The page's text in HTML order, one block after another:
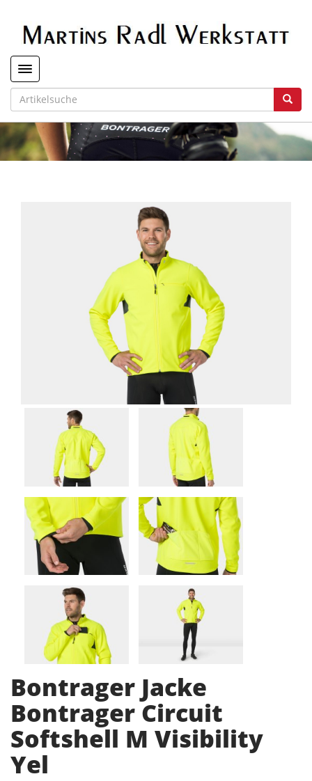
Toggle navigation
Bontrager Jacke
Bontrager Circuit
Softshell M Visibility
Yel